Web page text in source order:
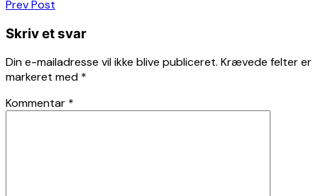
Indlægsnavigation
Prev Post
Skriv et svar
Din e-mailadresse vil ikke blive publiceret. Krævede felter er
markeret med *
Kommentar *